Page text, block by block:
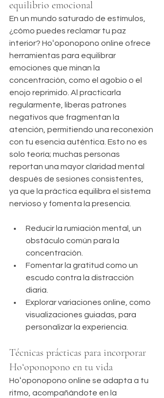
equilibrio emocional
En un mundo saturado de estímulos,
¿cómo puedes reclamar tu paz
interior? Hoʻoponopono online ofrece
herramientas para equilibrar
emociones que minan la
concentración, como el agobio o el
enojo reprimido. Al practicarla
regularmente, liberas patrones
negativos que fragmentan la
atención, permitiendo una reconexión
con tu esencia auténtica. Esto no es
solo teoría; muchas personas
reportan una mayor claridad mental
después de sesiones consistentes,
ya que la práctica equilibra el sistema
nervioso y fomenta la presencia.
Reducir la rumiación mental, un
obstáculo común para la
concentración.
Fomentar la gratitud como un
escudo contra la distracción
diaria.
Explorar variaciones online, como
visualizaciones guiadas, para
personalizar la experiencia.
Técnicas prácticas para incorporar
Hoʻoponopono en tu vida
Hoʻoponopono online se adapta a tu
ritmo, acompañándote en la